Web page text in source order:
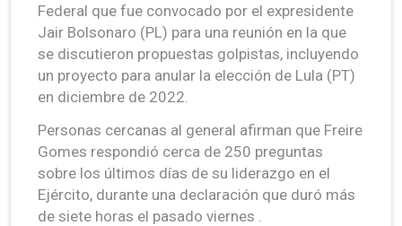
Federal que fue convocado por el expresidente
Jair Bolsonaro (PL) para una reunión en la que
se discutieron propuestas golpistas, incluyendo
un proyecto para anular la elección de Lula (PT)
en diciembre de 2022.
Personas cercanas al general afirman que Freire
Gomes respondió cerca de 250 preguntas
sobre los últimos días de su liderazgo en el
Ejército, durante una declaración que duró más
de siete horas el pasado viernes .